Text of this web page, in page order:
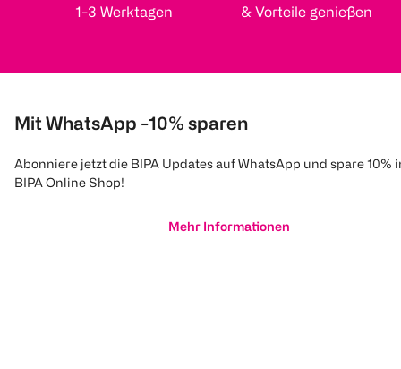
1-3 Werktagen
& Vorteile genießen
Mit WhatsApp -10% sparen
Abonniere jetzt die BIPA Updates auf WhatsApp und spare 10%
BIPA Online Shop!
Mehr Informationen